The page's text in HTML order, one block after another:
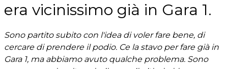
era vicinissimo già in Gara 1.
Sono partito subito con l'idea di voler fare bene, di
cercare di prendere il podio. Ce la stavo per fare già in
Gara 1, ma abbiamo avuto qualche problema. Sono